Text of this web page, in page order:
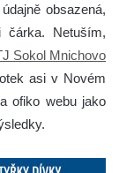
obsazená,
čárka. Netuším,
Sokol Mnichovo
asi v Novém
ofiko webu jako